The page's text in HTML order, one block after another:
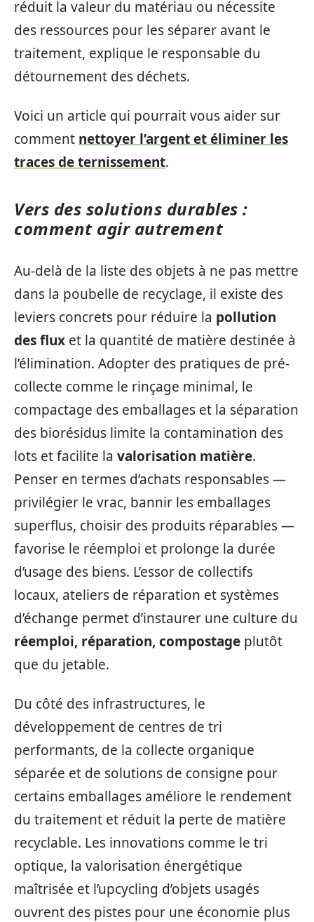
réduit la valeur du matériau ou nécessite
des ressources pour les séparer avant le
traitement, explique le responsable du
détournement des déchets.
Voici un article qui pourrait vous aider sur
comment nettoyer l’argent et éliminer les
traces de ternissement.
Vers des solutions durables :
comment agir autrement
Au-delà de la liste des objets à ne pas mettre
dans la poubelle de recyclage, il existe des
leviers concrets pour réduire la pollution
des flux et la quantité de matière destinée à
l’élimination. Adopter des pratiques de pré-
collecte comme le rinçage minimal, le
compactage des emballages et la séparation
des biorésidus limite la contamination des
lots et facilite la valorisation matière.
Penser en termes d’achats responsables —
privilégier le vrac, bannir les emballages
superflus, choisir des produits réparables —
favorise le réemploi et prolonge la durée
d’usage des biens. L’essor de collectifs
locaux, ateliers de réparation et systèmes
d’échange permet d’instaurer une culture du
réemploi, réparation, compostage plutôt
que du jetable.
Du côté des infrastructures, le
développement de centres de tri
performants, de la collecte organique
séparée et de solutions de consigne pour
certains emballages améliore le rendement
du traitement et réduit la perte de matière
recyclable. Les innovations comme le tri
optique, la valorisation énergétique
maîtrisée et l’upcycling d’objets usagés
ouvrent des pistes pour une économie plus